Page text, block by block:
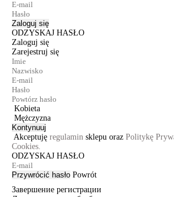
Zaloguj się
ODZYSKAJ HASŁO
Zaloguj się
Zarejestruj się
Kobieta
Mężczyzna
Kontynuuj
Akceptuję regulamin sklepu oraz Politykę
Cookies.
ODZYSKAJ HASŁO
Przywrócić hasło Powrót
Завершение регистрации